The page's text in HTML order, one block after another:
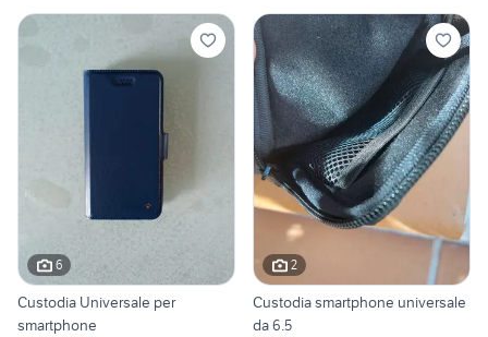
6
Custodia Universale per
smartphone
2
Custodia smartphone universale
da 6.5